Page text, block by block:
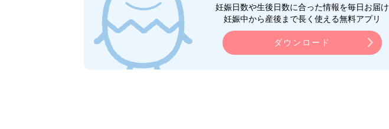
妊娠日数や生後日数に合った情報を毎日お届け
妊娠中から産後まで長く使える無料アプリ
ダウンロード